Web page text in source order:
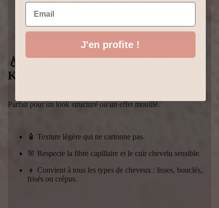
spectacles, mariages ou anniversaires.
🍃 Se brosse facilement et ne laisse pas de résidus.
💧 Le gel coiffant naturel - No Nasties
Kids
Parfait pour un look structuré ou un effet mouillé.
🧴 Texture légère qui ne cartonne pas.
🌸 Respecte la fibre capillaire et le cuir chevelu sensible.
👦 Convient à tous les types de cheveux : lisses, bouclés,
frisés ou crépus.
Email
J'en profite !